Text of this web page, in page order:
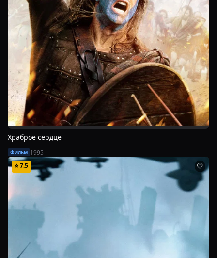
Храброе сердце
Фильм 1995
⭐7.5 🤍